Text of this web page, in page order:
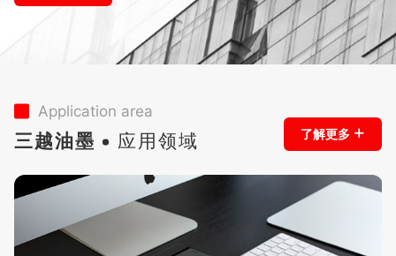
Application area
三越油墨 应用领域 了解更多 +